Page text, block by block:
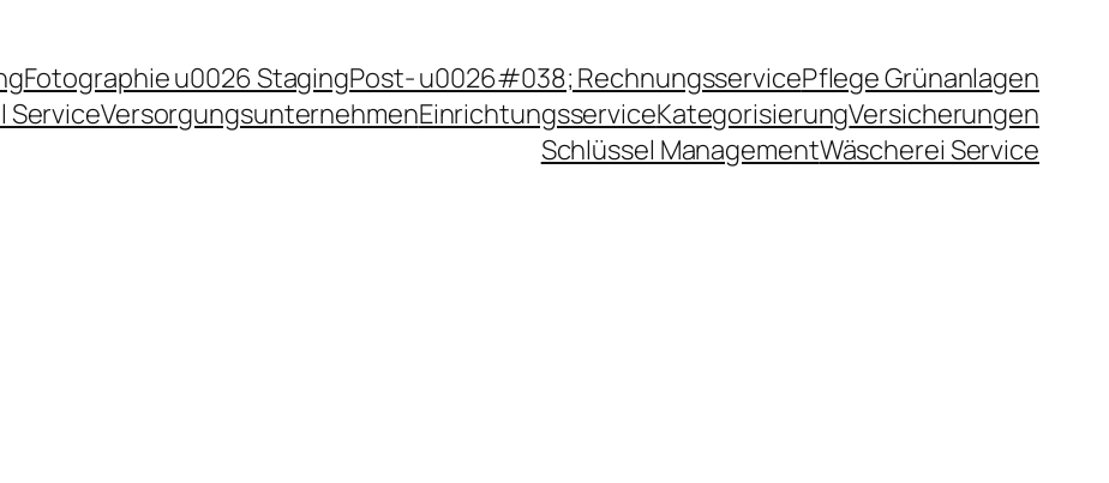
Fotographie u0026 StagingPost- u0026#038; RechnungsservicePflege Grünanlagen
ServiceVersorgungsunternehmenEinrichtungsserviceKategorisierungVersicherungen
Schlüssel ManagementWäscherei Service